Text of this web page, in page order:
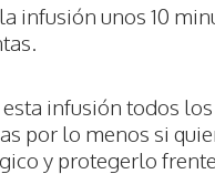
infusión unos 10
infusión todos
por lo menos si
y protegerlo